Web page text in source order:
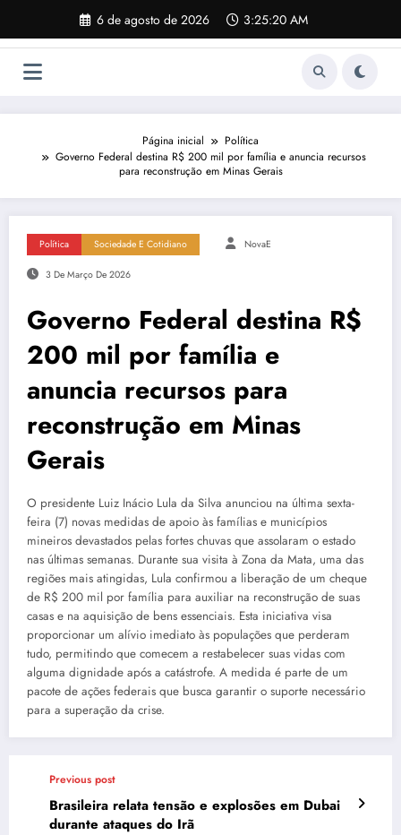
o
6 de agosto de 2026 3:25:21 AM
Página inicial
Política
Governo Federal destina R$ 200 mil por família e anuncia recursos
para reconstrução em Minas Gerais
Política Sociedade E Cotidiano NovaE
3 De Março De 2026
Governo Federal destina R$
200 mil por família e
anuncia recursos para
reconstrução em Minas
Gerais
O presidente Luiz Inácio Lula da Silva anunciou na última sexta-
feira (7) novas medidas de apoio às famílias e municípios
mineiros devastados pelas fortes chuvas que assolaram o estado
nas últimas semanas. Durante sua visita à Zona da Mata, uma das
regiões mais atingidas, Lula confirmou a liberação de um cheque
de R$ 200 mil por família para auxiliar na reconstrução de suas
casas e na aquisição de bens essenciais. Esta iniciativa visa
proporcionar um alívio imediato às populações que perderam
tudo, permitindo que comecem a restabelecer suas vidas com
alguma dignidade após a catástrofe. A medida é parte de um
pacote de ações federais que busca garantir o suporte necessário
para a superação da crise.
Previous post
Brasileira relata tensão e explosões em Dubai
durante ataques do Irã